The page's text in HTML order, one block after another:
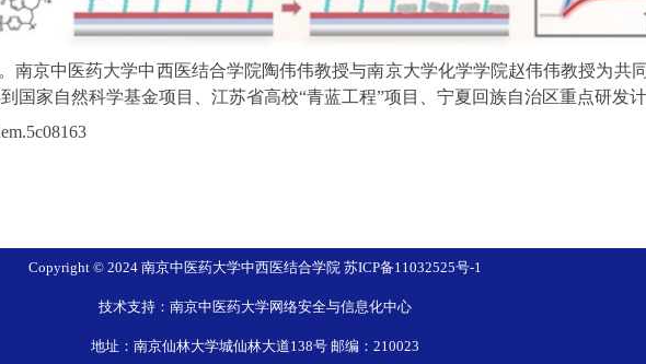
南京中医药大学中西医结合学院陶伟伟教授与南京大学化学学院赵伟伟教授为共
国家自然科学基金项目、江苏省高校“青蓝工程”项目、宁夏回族自治区重点研发计
Copyright © 2024 南京中医药大学中西医结合学院 苏ICP备11032525号-1
技术支持：南京中医药大学网络安全与信息化中心
地址：南京仙林大学城仙林大道138号 邮编：210023